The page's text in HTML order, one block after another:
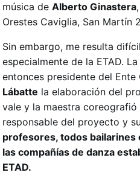
música de Alberto Ginastera
Orestes Caviglia, San Martín
Sin embargo, me resulta
especialmente de la ETAD.
entonces presidente del Ente
Lábatte la elaboración del
vale y la maestra
responsable del proyecto y
profesores, todos
las compañías de danza
ETAD.